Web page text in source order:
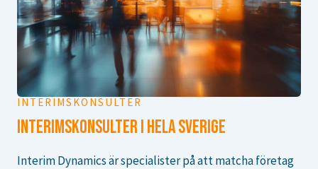
INTERIMSKONSULTER
INTERIMSKONSULTER I HELA SVERIGE
Interim Dynamics är specialister på att matcha företag